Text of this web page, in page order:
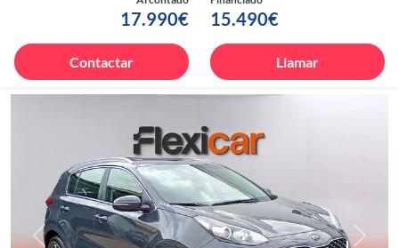
17.990€ 15.490€
Contactar Llamar
Anterior